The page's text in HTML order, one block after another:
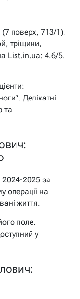
(7 поверх, 713/1).
тріщини,
List.in.ua: 4.6/5.
Делікатні
та
2024-2025 за
операції на
життя.
поле.
у